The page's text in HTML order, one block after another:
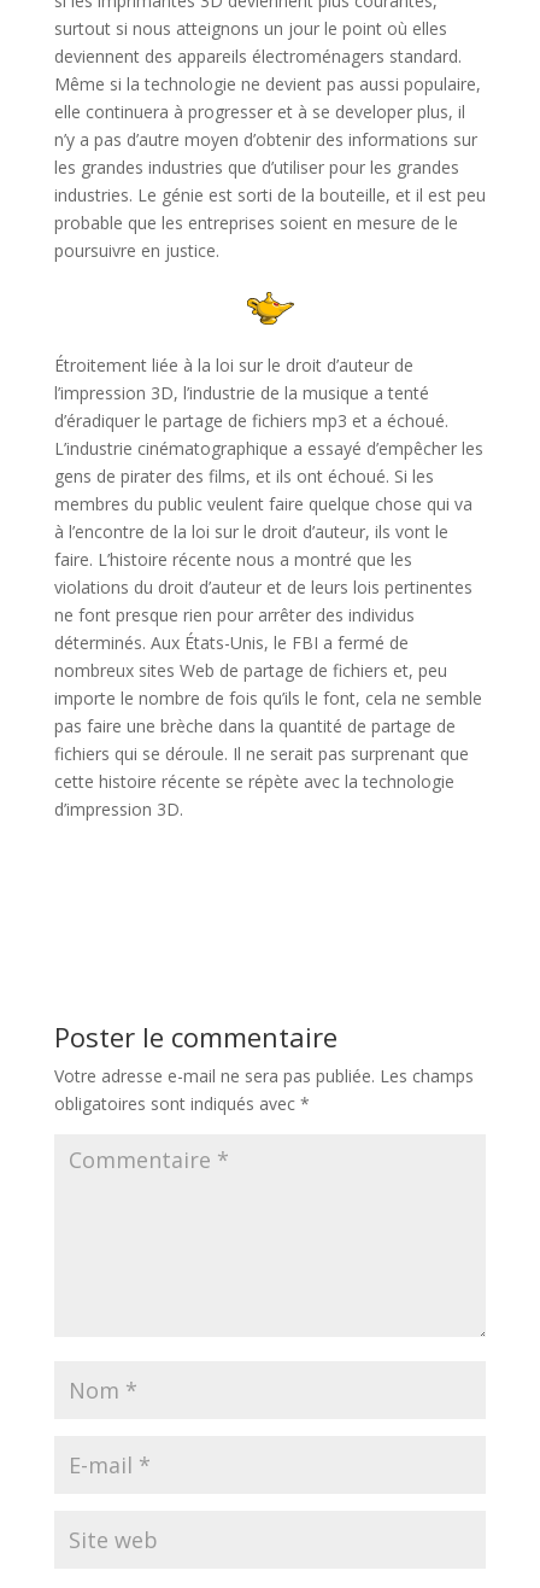
surtout si nous atteignons un jour le point où elles
deviennent des appareils électroménagers standard.
Même si la technologie ne devient pas aussi populaire,
elle continuera à progresser et à se developer plus, il
n’y a pas d’autre moyen d’obtenir des informations sur
les grandes industries que d’utiliser pour les grandes
industries. Le génie est sorti de la bouteille, et il est peu
probable que les entreprises soient en mesure de le
poursuivre en justice.
Étroitement liée à la loi sur le droit d’auteur de
l’impression 3D, l’industrie de la musique a tenté
d’éradiquer le partage de fichiers mp3 et a échoué.
L’industrie cinématographique a essayé d’empêcher les
gens de pirater des films, et ils ont échoué. Si les
membres du public veulent faire quelque chose qui va
à l’encontre de la loi sur le droit d’auteur, ils vont le
faire. L’histoire récente nous a montré que les
violations du droit d’auteur et de leurs lois pertinentes
ne font presque rien pour arrêter des individus
déterminés. Aux États-Unis, le FBI a fermé de
nombreux sites Web de partage de fichiers et, peu
importe le nombre de fois qu’ils le font, cela ne semble
pas faire une brèche dans la quantité de partage de
fichiers qui se déroule. Il ne serait pas surprenant que
cette histoire récente se répète avec la technologie
d’impression 3D.
Poster le commentaire
Votre adresse e-mail ne sera pas publiée. Les champs
obligatoires sont indiqués avec *